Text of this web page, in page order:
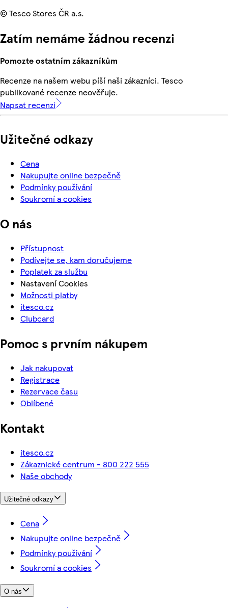
© Tesco Stores ČR a.s.
Zatím nemáme žádnou recenzi
Pomozte ostatním zákazníkům
Recenze na našem webu píší naši zákazníci. Tesco
publikované recenze neověřuje.
Napsat recenzi
Užitečné odkazy
Cena
Nakupujte online bezpečně
Podmínky používání
Soukromí a cookies
O nás
Přístupnost
Podívejte se, kam doručujeme
Poplatek za službu
Nastavení Cookies
Možnosti platby
itesco.cz
Clubcard
Pomoc s prvním nákupem
Jak nakupovat
Registrace
Rezervace času
Oblíbené
Kontakt
itesco.cz
Zákaznické centrum - 800 222 555
Naše obchody
Užitečné odkazy
Cena
Nakupujte online bezpečně
Podmínky používání
Soukromí a cookies
O nás